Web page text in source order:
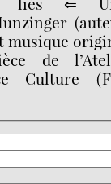
musique
de
Culture